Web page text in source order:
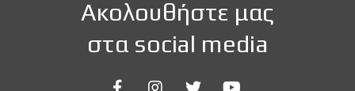
Ακολουθήστε μας
στα social media